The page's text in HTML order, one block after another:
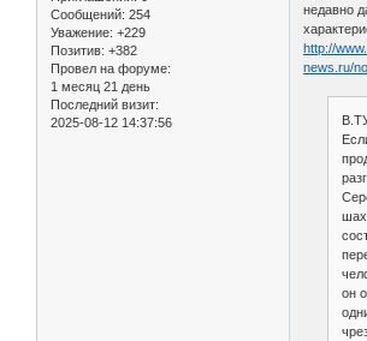
Сообщений: 254
Уважение: +229
Позитив: +382
Провел на форуме:
1 месяц 21 день
Последний визит:
2025-08-12 14:37:56
недавно
http://
news.ru/
он